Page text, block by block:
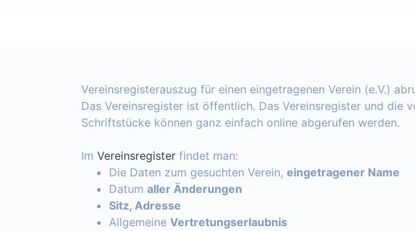
Vereinsregisterauszug für einen eingetragenen Verein (e.V.)
Das Vereinsregister ist öffentlich. Das Vereinsregister und die
Schriftstücke können ganz einfach online abgerufen werden.
Im Vereinsregister findet man:
Die Daten zum gesuchten Verein, eingetragener Name
Datum aller Änderungen
Sitz, Adresse
Allgemeine Vertretungserlaubnis